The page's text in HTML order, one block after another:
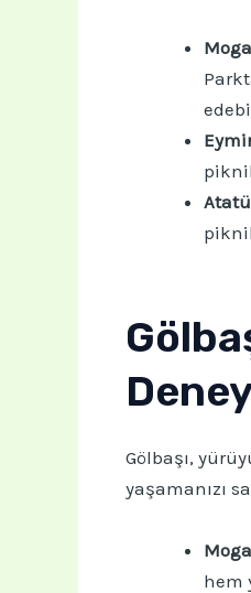
Gölbaşı,
yaşamanızı
hem